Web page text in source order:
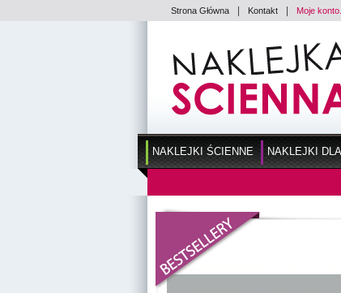
Strona Główna Kontakt Moje konto.
NAKLEJKI ŚCIENNE NAKLEJKI